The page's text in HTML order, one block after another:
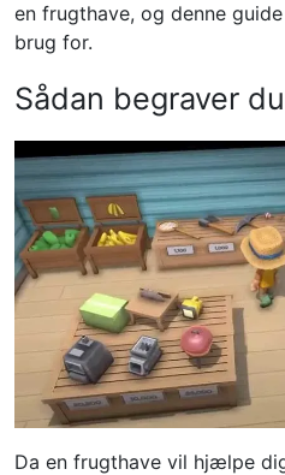
en frugthave, og denne
brug for.
Sådan begraver
Da en frugthave vil hjælpe